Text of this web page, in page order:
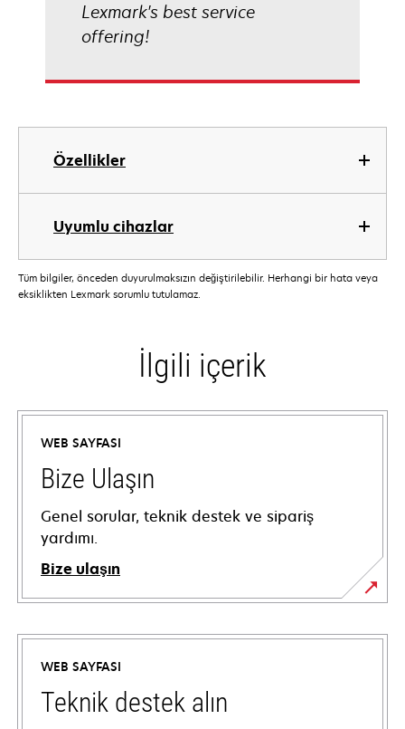
Özellikler
Uyumlu cihazlar
Lexmark's best service
offering!
Tüm bilgiler, önceden duyurulmaksızın değiştirilebilir. Herhangi bir hata veya
eksiklikten Lexmark sorumlu tutulamaz.
İlgili içerik
WEB SAYFASI
Bize Ulaşın
Genel sorular, teknik destek ve sipariş
yardımı.
Bize ulaşın
WEB SAYFASI
Teknik destek alın